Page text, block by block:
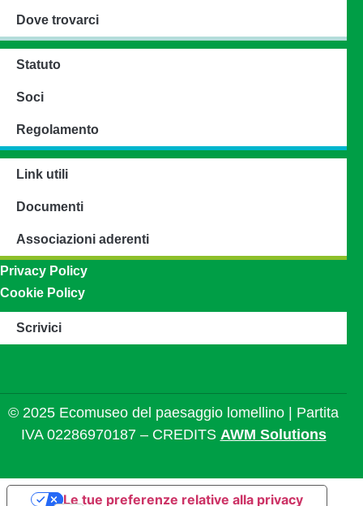
Dove trovarci
Statuto
Soci
Regolamento
Link utili
Documenti
Associazioni aderenti
Privacy Policy
Cookie Policy
Scrivici
© 2025 Ecomuseo del paesaggio lomellino | Partita
IVA 02286970187 – CREDITS AWM Solutions
Le tue preferenze relative alla privacy